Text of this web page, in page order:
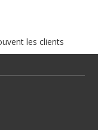
les clients